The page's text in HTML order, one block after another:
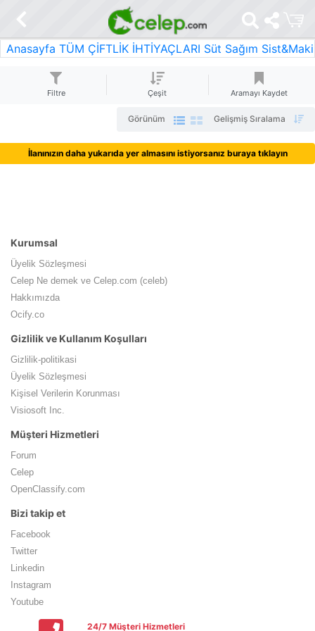
Anasayfa TÜM ÇİFTLİK İHTİYAÇLARI Süt Sağım
Filtre Çeşit Aramayı Kaydet
Görünüm Gelişmiş Sıralama
İlanınızın daha yukarıda yer almasını istiyorsanız buraya tıklayın
Kurumsal
Üyelik Sözleşmesi
Celep Ne demek ve Celep.com (celeb)
Hakkımızda
Ocify.co
Gizlilik ve Kullanım Koşulları
Gizlilik-politikasi
Üyelik Sözleşmesi
Kişisel Verilerin Korunması
Visiosoft Inc.
Müşteri Hizmetleri
Forum
Celep
OpenClassify.com
Bizi takip et
Facebook
Twitter
Linkedin
Instagram
Youtube
24/7 Müşteri Hizmetleri